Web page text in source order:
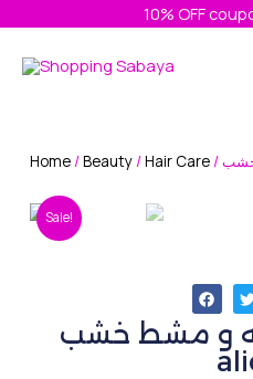
content
10% OFF
و مشط خشب
Home/Beauty/Hair Care
Sale!